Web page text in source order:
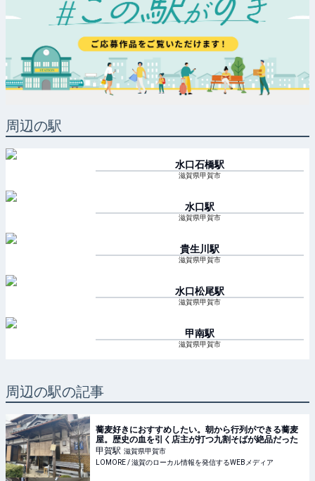
周辺の駅
水口石橋駅
滋賀県甲賀市
水口駅
滋賀県甲賀市
貴生川 駅
滋賀県甲賀市
水口松尾駅
滋賀県甲賀市
甲南駅
滋賀県甲賀市
周辺の駅の記事
蕎麦好きにおすすめしたい。朝から行列ができる蕎麦
屋。歴史の血を引く店主が打つ九割そばが絶品だった
甲賀駅 滋賀県甲賀市
LOMORE / 滋賀のローカル情報を発信するWEBメディア